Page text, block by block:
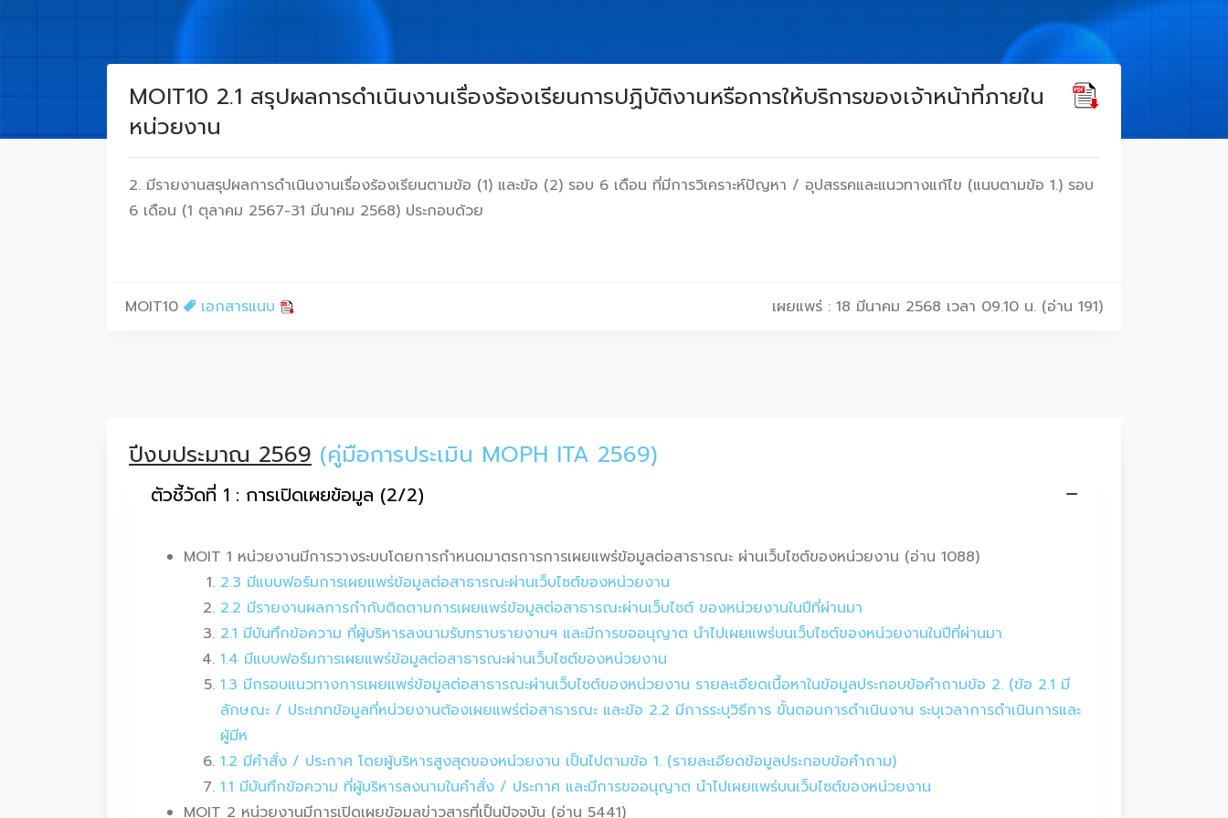
MOIT10 2.1 สรุปผลการดำเนินงานเรื่องร้องเรียนการปฏิบัติงานหรือการให้บริการของเจ้าหน้าที่ภายใน
หน่วยงาน
2. มีรายงานสรุปผลการดำเนินงานเรื่องร้องเรียนตามข้อ (1) และข้อ (2) รอบ 6 เดือน ที่มีการวิเคราะห์ปัญหา / อุปสรรคและแนวทางแก้ไข (แนบตามข้อ 1.) รอบ
6 เดือน (1 ตุลาคม 2567-31 มีนาคม 2568) ประกอบด้วย
MOIT10 เอกสารแนบ เผยแพร่ : 18 มีนาคม 2568 เวลา 09.10 น. (อ่าน 191)
ปีงบประมาณ 2569 (คู่มือการประเมิน MOPH ITA 2569)
ตัวชี้วัดที่ 1 : การเปิดเผยข้อมูล (2/2)
MOIT 1 หน่วยงานมีการวางระบบโดยการกำหนดมาตรการการเผยแพร่ข้อมูลต่อสาธารณะ ผ่านเว็บไซต์ของหน่วยงาน (อ่าน 1088)
2.3 มีแบบฟอร์มการเผยแพร่ข้อมูลต่อสาธารณะผ่านเว็บไซต์ของหน่วยงาน
2.2 มีรายงานผลการกำกับติดตามการเผยแพร่ข้อมูลต่อสาธารณะผ่านเว็บไซต์ ของหน่วยงานในปีที่ผ่านมา
2.1 มีบันทึกข้อความ ที่ผู้บริหารลงนามรับทราบรายงานฯ และมีการขออนุญาต นำไปเผยแพร่บนเว็บไซต์ของหน่วยงานในปีที่ผ่านมา
1.4 มีแบบฟอร์มการเผยแพร่ข้อมูลต่อสาธารณะผ่านเว็บไซต์ของหน่วยงาน
1.3 มีกรอบแนวทางการเผยแพร่ข้อมูลต่อสาธารณะผ่านเว็บไซต์ของหน่วยงาน รายละเอียดเนื้อหาในข้อมูลประกอบข้อคำถามข้อ 2. (ข้อ 2.1 มี
ลักษณะ / ประเภทข้อมูลที่หน่วยงานต้องเผยแพร่ต่อสาธารณะ และข้อ 2.2 มีการระบุวิธีการ ขั้นตอนการดำเนินงาน ระบุเวลาการดำเนินการและ
ผู้มีห
1.2 มีคำสั่ง / ประกาศ โดยผู้บริหารสูงสุดของหน่วยงาน เป็นไปตามข้อ 1. (รายละเอียดข้อมูลประกอบข้อคำถาม)
1.1 มีบันทึกข้อความ ที่ผู้บริหารลงนามในคำสั่ง / ประกาศ และมีการขออนุญาต นำไปเผยแพร่บนเว็บไซต์ของหน่วยงาน
MOIT 2 หน่วยงานมีการเปิดเผยข้อมูลข่าวสารที่เป็นปัจจุบัน (อ่าน 5441)